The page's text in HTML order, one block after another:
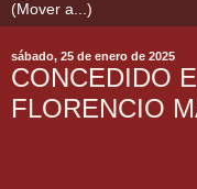
sábado, 25 de enero de 2025
CONCEDIDO
FLORENCIO